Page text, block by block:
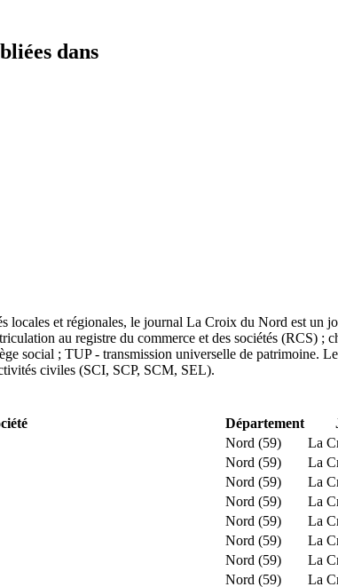
dans
locales et régionales, le journal La Croix du Nord est un
au registre du commerce et des sociétés (RCS) ;
social ; TUP - transmission universelle de patrimoine.
civiles (SCI, SCP, SCM, SEL).
Département
Nord (59) La
Nord (59) La
Nord (59) La
Nord (59) La
Nord (59) La
Nord (59) La
Nord (59) La
Nord (59) La